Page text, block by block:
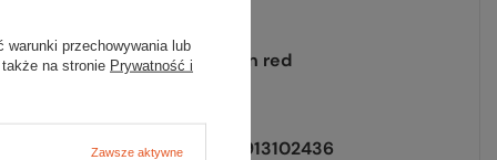
tuscon red
5059913102436
warunki przechowywania lub
na stronie Prywatność i
Zawsze aktywne